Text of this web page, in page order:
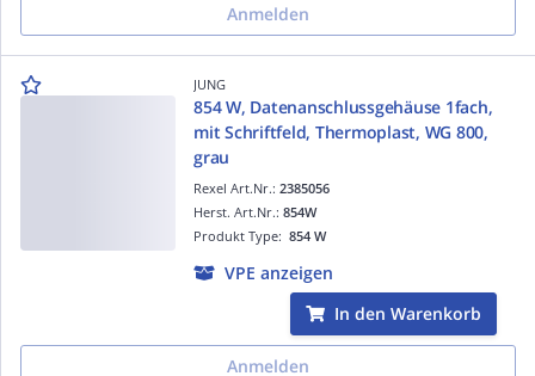
Anmelden
JUNG
854 W, Datenanschlussgehäuse 1fach,
mit Schriftfeld, Thermoplast, WG 800,
grau
Rexel Art.Nr.: 2385056
Produkt Type: 854 W
Herst. Art.Nr.: 854W
VPE anzeigen
In den Warenkorb
Anmelden